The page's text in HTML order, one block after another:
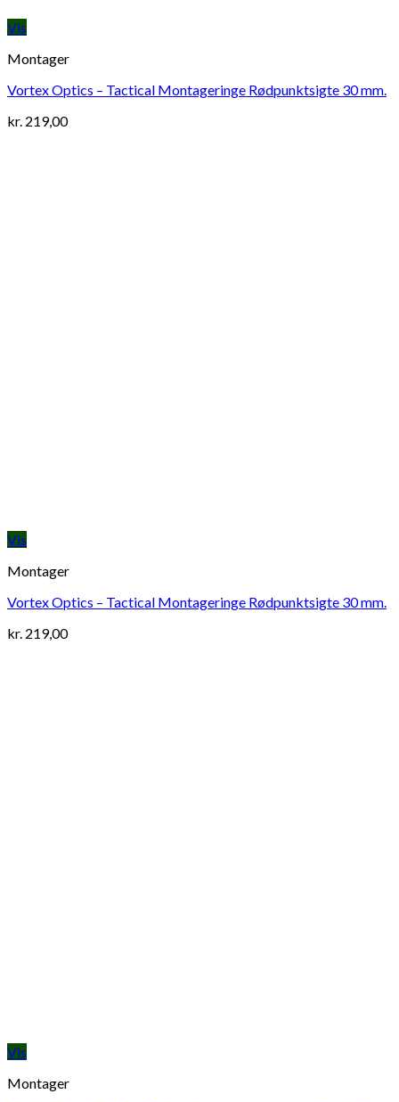
Vis
Montager
Vortex Optics – Tactical Montageringe Rødpunktsigte 30 mm.
kr. 219,00
Vis
Montager
Vortex Optics – Tactical Montageringe Rødpunktsigte 30 mm.
kr. 219,00
Vis
Montager